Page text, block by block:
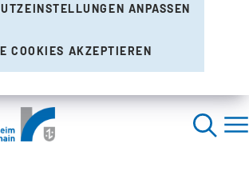
ANPASSEN
COOKIES AKZEPTIEREN